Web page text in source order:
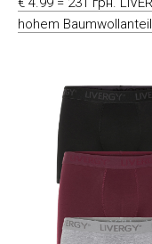
hohem Baumwollanteil